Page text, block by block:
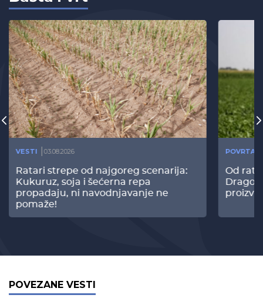
VESTI 03.08.2026
Ratari strepe od najgoreg scenarija:
Kukuruz, soja i šećerna repa
propadaju, ni navodnjavanje ne
pomaže!
Od
POVEZANE VESTI